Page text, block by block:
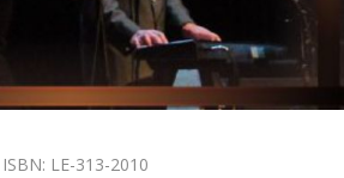
ISBN: LE-313-2010